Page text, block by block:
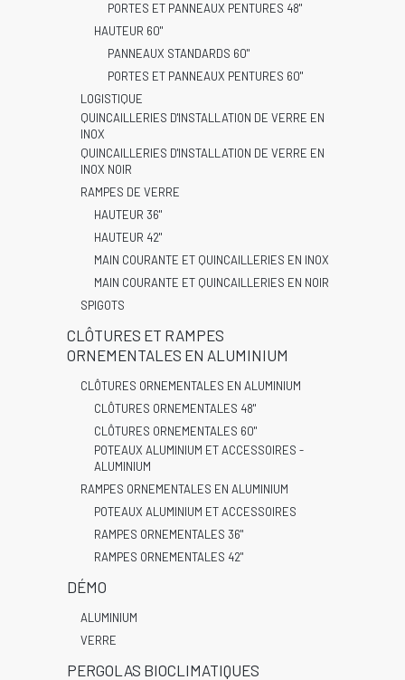
PORTES ET PANNEAUX PENTURES 48"
HAUTEUR 60"
PANNEAUX STANDARDS 60"
PORTES ET PANNEAUX PENTURES 60"
LOGISTIQUE
QUINCAILLERIES D'INSTALLATION DE VERRE EN
INOX
QUINCAILLERIES D'INSTALLATION DE VERRE EN
INOX NOIR
RAMPES DE VERRE
HAUTEUR 36"
HAUTEUR 42"
MAIN COURANTE ET QUINCAILLERIES EN INOX
MAIN COURANTE ET QUINCAILLERIES EN NOIR
SPIGOTS
CLÔTURES ET RAMPES
ORNEMENTALES EN ALUMINIUM
CLÔTURES ORNEMENTALES EN ALUMINIUM
CLÔTURES ORNEMENTALES 48"
CLÔTURES ORNEMENTALES 60"
POTEAUX ALUMINIUM ET ACCESSOIRES -
ALUMINIUM
RAMPES ORNEMENTALES EN ALUMINIUM
POTEAUX ALUMINIUM ET ACCESSOIRES
RAMPES ORNEMENTALES 36"
RAMPES ORNEMENTALES 42"
DÉMO
ALUMINIUM
VERRE
PERGOLAS BIOCLIMATIQUES